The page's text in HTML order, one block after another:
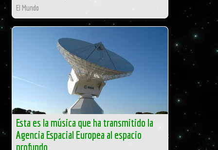
El Mundo
Esta es la música que ha transmitido la
Agencia Espacial Europea al espacio
profundo